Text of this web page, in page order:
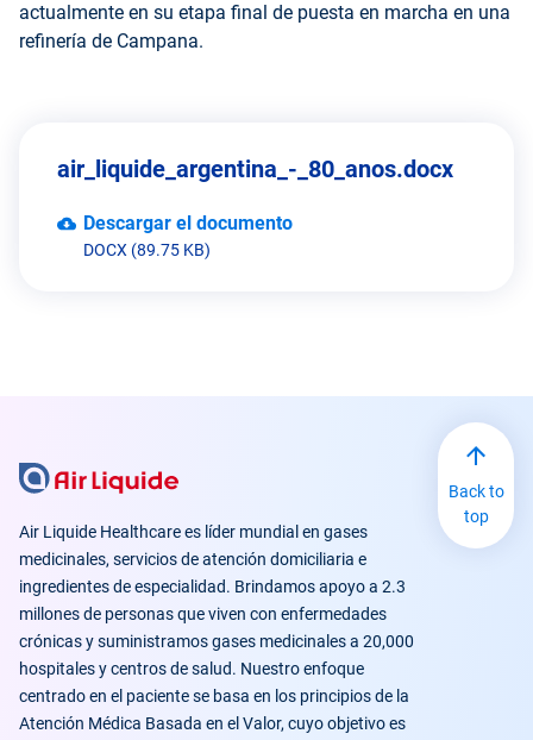
actualmente en su etapa final de puesta en marcha en una
refinería de Campana.
air_liquide_argentina_-_80_anos.docx
Descargar el documento
DOCX (89.75 KB)
Air Liquide Healthcare es líder mundial en gases
medicinales, servicios de atención domiciliaria e
ingredientes de especialidad. Brindamos apoyo a 2.3
millones de personas que viven con enfermedades
crónicas y suministramos gases medicinales a 20,000
hospitales y centros de salud. Nuestro enfoque
centrado en el paciente se basa en los principios de la
Atención Médica Basada en el Valor, cuyo objetivo es
Back to
top